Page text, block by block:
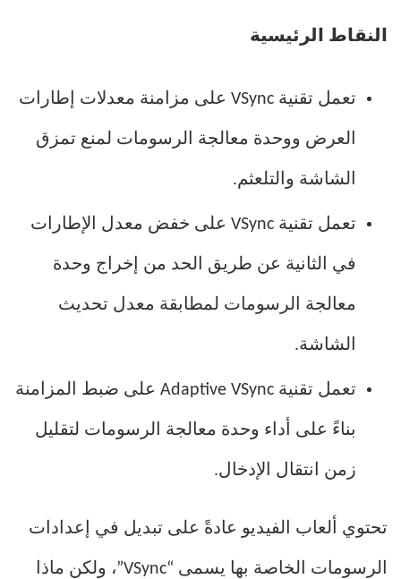
النقاط الرئيسية
تعمل تقنية VSync على مزامنة معدلات إطارات
العرض ووحدة معالجة الرسومات لمنع تمزق
الشاشة والتلعثم.
تعمل تقنية VSync على خفض معدل الإطارات
في الثانية عن طريق الحد من إخراج وحدة
معالجة الرسومات لمطابقة معدل تحديث
الشاشة.
تعمل تقنية Adaptive VSync على ضبط المزامنة
بناءً على أداء وحدة معالجة الرسومات لتقليل
زمن انتقال الإدخال.
تحتوي ألعاب الفيديو عادةً على تبديل في إعدادات
الرسومات الخاصة بها يسمى “VSync”، ولكن ماذا